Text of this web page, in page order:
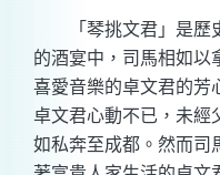
「琴挑文君」是歷史
的酒宴中，司馬相如以
喜愛音樂的卓文君的芳
卓文君心動不已，未經
如私奔至成都。然而司